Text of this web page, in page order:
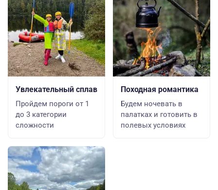
Увлекательный сплав
Пройдем пороги от 1
до 3 категории
сложности
Походная романтика
Будем ночевать в
палатках и готовить в
полевых условиях